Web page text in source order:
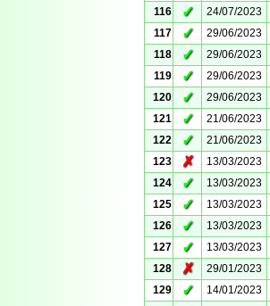
116
✓ 24/07/2023
117
✓ 29/06/2023
118
✓ 29/06/2023
119
✓ 29/06/2023
120
✓ 29/06/2023
121
✓ 21/06/2023
122
✓ 21/06/2023
123
✗ 13/03/2023
124
✓ 13/03/2023
125
✓ 13/03/2023
126
✓ 13/03/2023
127
✓ 13/03/2023
128
✗ 29/01/2023
129
✓ 14/01/2023